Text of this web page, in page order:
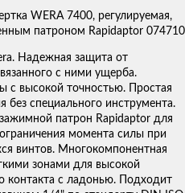
Надежная защита от
с ними ущерба.
с высокой точностью. Простая
без специального инструмента.
патрон Rapidaptor для
момента силы при
винтов. Многокомпонентная
зонами для высокой
контакта с ладонью. Подходит